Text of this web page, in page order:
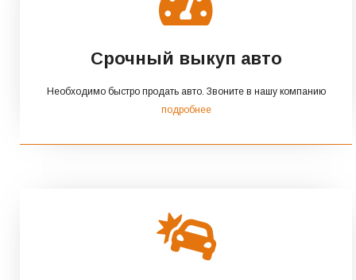
Срочный выкуп авто
Необходимо быстро продать авто. Звоните в нашу компанию
подробнее